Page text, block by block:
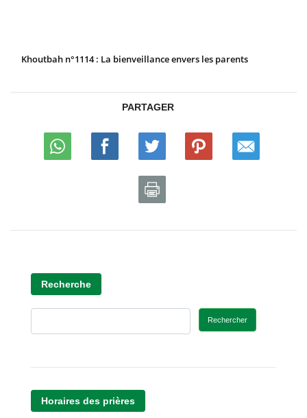
Khoutbah n°1114 : La bienveillance envers les parents
PARTAGER
Recherche
Rechercher
Horaires des prières